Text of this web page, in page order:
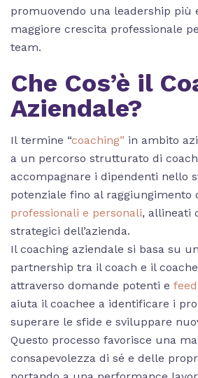
promuovendo una leadership più
maggiore crescita professionale
team.
Che Cos’è il
Aziendale?
Il termine “coaching” in ambito
a un percorso strutturato di
accompagnare i dipendenti nello
potenziale fino al raggiungimento
professionali e personali, allineati
strategici dell’azienda.
Il coaching aziendale si basa su
partnership tra il coach e il
attraverso domande potenti e
aiuta il coachee a identificare i
superare le sfide e sviluppare
Questo processo favorisce una
consapevolezza di sé e delle